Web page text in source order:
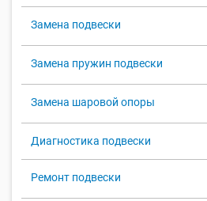
Замена подвески
Замена пружин подвески
Замена шаровой опоры
Диагностика подвески
Ремонт подвески